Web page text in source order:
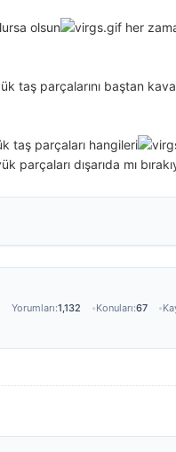
olsun
her
taş parçalarını baştan
taş parçaları hangileri
dışarıda mı
Yorumları:1,132 Konuları:67